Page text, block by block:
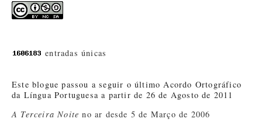
entradas únicas
Este blogue passou a seguir o último Acordo Ortográfico
da Língua Portuguesa a partir de 26 de Agosto de 2011
A Terceira Noite no ar desde 5 de Março de 2006